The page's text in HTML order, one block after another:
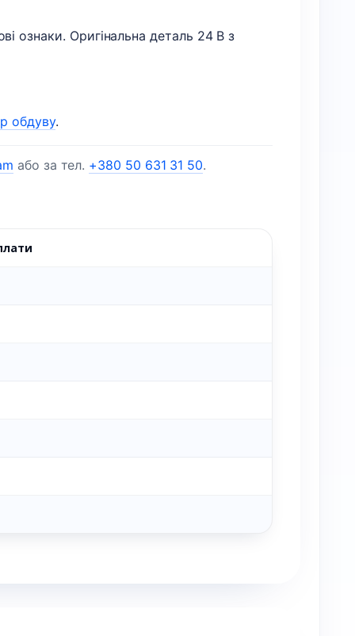
ознаки. Оригінальна деталь 24 В з
обдуву.
або за тел. +380 50 631 31 50.